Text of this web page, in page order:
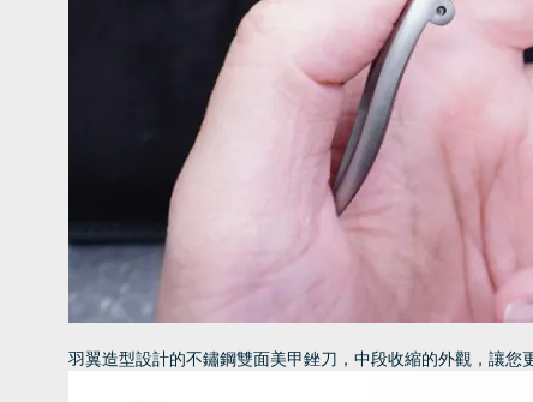
羽翼造型設計的不鏽鋼雙面美甲銼刀，中段收縮的外觀，讓您